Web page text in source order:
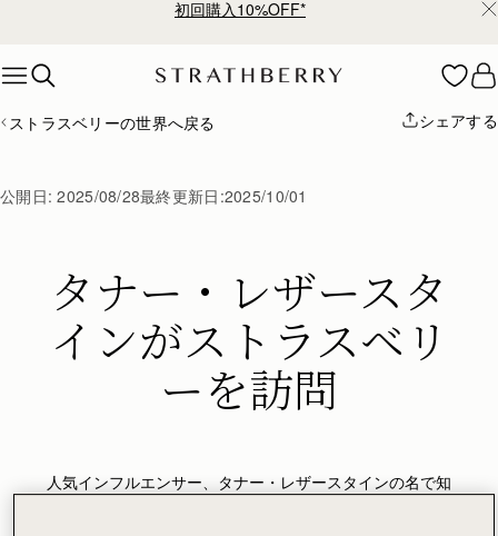
初回購入10%OFF*
ストラスベリーの世界へ戻る シェアする
公開日:2025/08/28最終更新日:2025/10/01
タナー・レザースタ
インがストラスベリ
ーを訪問
人気インフルエンサー、タナー・レザースタインの名で知